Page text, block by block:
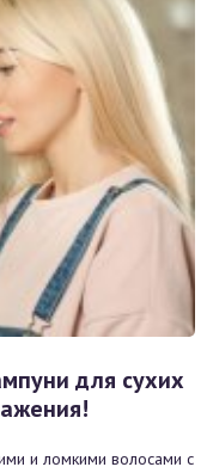
для сухих
и ломкими волосами с